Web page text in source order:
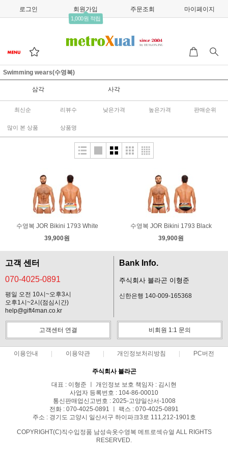
로그인 회원가입
1,000원 적립
주문조회 마이페이지
Swimming wears(수영복)
삼각 사각
최신순 리뷰수 낮은가격 높은가격 판매순위
많이 본 상품 상품명
수영복 JOR Bikini 1793 White
39,900원
수영복 JOR Bikini 1793 Black
39,900원
고객 센터
070-4025-0891
평일 오전 10시~오후3시
오후1시~2시(점심시간)
help@gift4man.co.kr
Bank Info.
주식회사 블라곤 이형준
신한은행 140-009-165368
고객센터 연결 비회원 1:1 문의
이용안내 이용약관 개인정보처리방침 PC버전
주식회사 블라곤
대표 : 이형준 ㅣ 개인정보 보호 책임자 : 김시현
사업자 등록번호 : 104-86-00010
통신판매업신고번호 : 2025-고양일산서-1008
전화 : 070-4025-0891 ㅣ 팩스 : 070-4025-0891
주소 : 경기도 고양시 일산서구 하이파크3로 111,212-1901호
COPYRIGHT(C)직수입정품 남성속옷수영복 메트로섹슈얼 ALL RIGHTS
RESERVED.